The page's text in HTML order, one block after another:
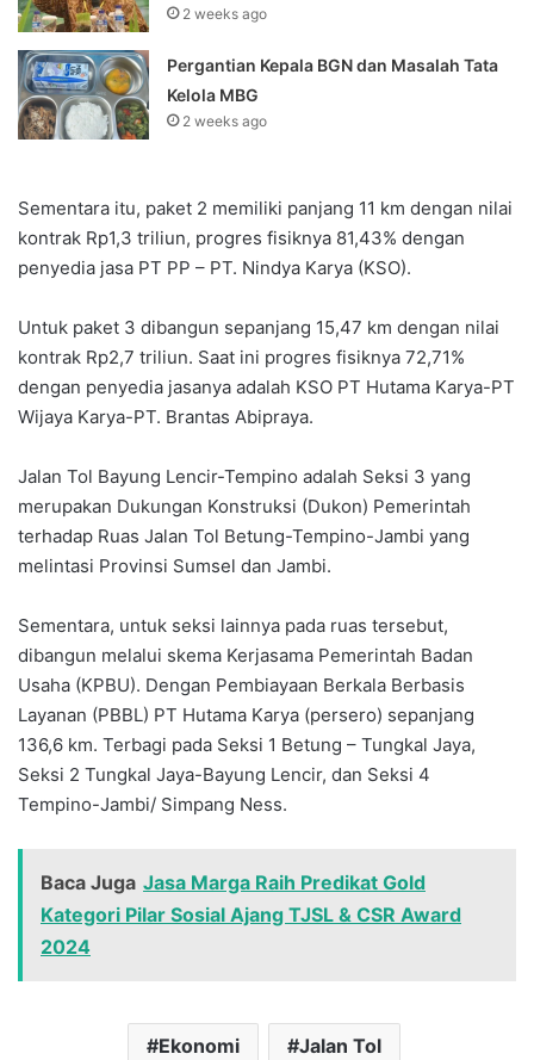
2 weeks ago
Pergantian Kepala BGN dan Masalah Tata
Kelola MBG
2 weeks ago
Sementara itu, paket 2 memiliki panjang 11 km dengan nilai
kontrak Rp1,3 triliun, progres fisiknya 81,43% dengan
penyedia jasa PT PP – PT. Nindya Karya (KSO).
Untuk paket 3 dibangun sepanjang 15,47 km dengan nilai
kontrak Rp2,7 triliun. Saat ini progres fisiknya 72,71%
dengan penyedia jasanya adalah KSO PT Hutama Karya-PT
Wijaya Karya-PT. Brantas Abipraya.
Jalan Tol Bayung Lencir-Tempino adalah Seksi 3 yang
merupakan Dukungan Konstruksi (Dukon) Pemerintah
terhadap Ruas Jalan Tol Betung-Tempino-Jambi yang
melintasi Provinsi Sumsel dan Jambi.
Sementara, untuk seksi lainnya pada ruas tersebut,
dibangun melalui skema Kerjasama Pemerintah Badan
Usaha (KPBU). Dengan Pembiayaan Berkala Berbasis
Layanan (PBBL) PT Hutama Karya (persero) sepanjang
136,6 km. Terbagi pada Seksi 1 Betung – Tungkal Jaya,
Seksi 2 Tungkal Jaya-Bayung Lencir, dan Seksi 4
Tempino-Jambi/ Simpang Ness.
Baca Juga Jasa Marga Raih Predikat Gold
Kategori Pilar Sosial Ajang TJSL & CSR Award
2024
Ekonomi Jalan Tol